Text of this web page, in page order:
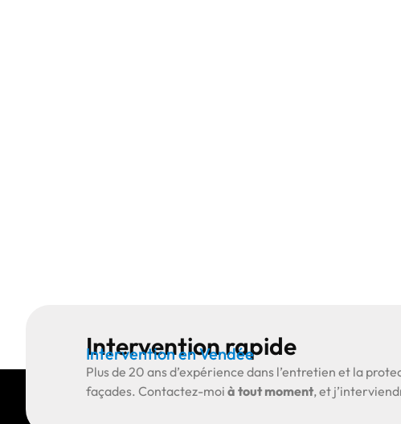
Intervention rapide
Intervention en Vendée
Plus de 20 ans d’expérience dans l’entretien et la
façades. Contactez-moi à tout moment, et